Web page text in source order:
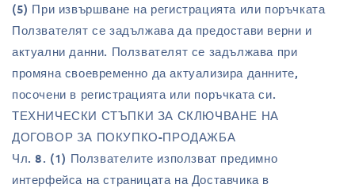
(5) При извършване на регистрацията или поръчката
Ползвателят се задължава да предостави верни и
актуални данни. Ползвателят се задължава при
промяна своевременно да актуализира данните,
посочени в регистрацията или поръчката си.
ТЕХНИЧЕСКИ СТЪПКИ ЗА СКЛЮЧВАНЕ НА
ДОГОВОР ЗА ПОКУПКО-ПРОДАЖБА
Чл. 8. (1) Ползвателите използват предимно
интерфейса на страницата на Доставчика в